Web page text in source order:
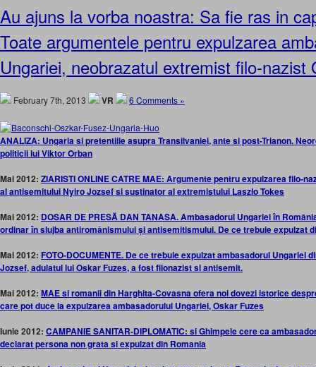
Au ajuns la vorba noastra: Sa fie ras in
Toate argumentele pentru expulzarea
Ungariei, neobrazatul extremist filo-nazist
February 7th, 2013 VR 6 Comments »
ANALIZA: Ungaria si pretentiile asupra Transilvaniei, ante si post-Trianon.
politicii lui Viktor Orban
Mai 2012: ZIARISTI ONLINE CATRE MAE: Argumente pentru expulzarea filo-
al antisemitului Nyiro Jozsef si sustinator al extremistului Laszlo Tokes
Mai 2012: DOSAR DE PRESĂ DAN TANASA. Ambasadorul Ungariei în
ordinar în slujba antiromânismului și antisemitismului. De ce trebuie expulzat
Mai 2012: FOTO-DOCUMENTE. De ce trebuie expulzat ambasadorul Ungariei
Jozsef, adulatul lui Oskar Fuzes, a fost filonazist si antisemit.
Mai 2012: MAE si romanii din Harghita-Covasna ofera noi dovezi istorice
care pot duce la expulzarea ambasadorului Ungariei, Oskar Fuzes
Iunie 2012: CAMPANIE SANITAR-DIPLOMATIC: si Ghimpele cere ca
declarat persona non grata si expulzat din Romania